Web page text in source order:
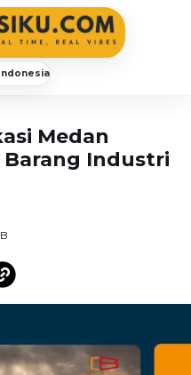
Medan
Industri